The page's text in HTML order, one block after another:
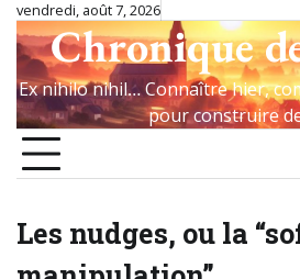
Skip
content
vendredi, août 7, 2026
Chronique
Ex nihilo nihil… Connaître hier,
pour construire
Les nudges, ou la